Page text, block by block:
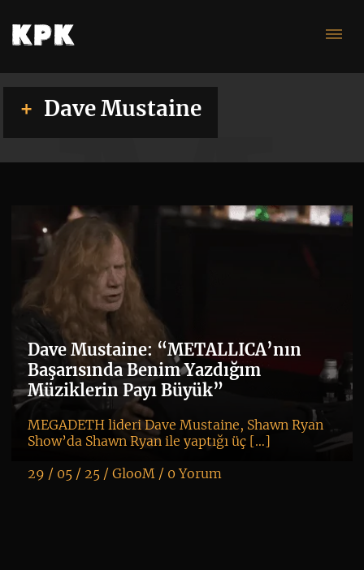
Dave Mustaine
Dave Mustaine: “METALLICA’nın
Başarısında Benim Yazdığım
Müziklerin Payı Büyük”
MEGADETH lideri Dave Mustaine, Shawn Ryan
Show’da Shawn Ryan ile yaptığı üç […]
29 / 05 / 25 / GlooM/ 0 Yorum